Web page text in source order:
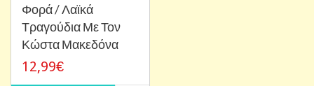
Φορά / Λαϊκά
Τραγούδια Με Τον
Κώστα Μακεδόνα
12,99€